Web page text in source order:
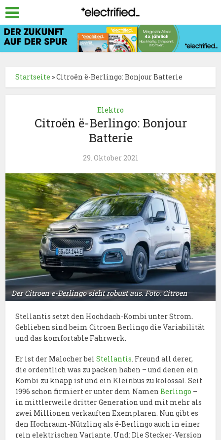
Startseite »Citroën ë-Berlingo: Bonjour Batterie
Elektro
Citroën ë-Berlingo: Bonjour
Batterie
29. Oktober 2021
Der Citroen e-Berlingo sieht robust aus. Foto: Citroen
Stellantis setzt den Hochdach-Kombi unter Strom.
Geblieben sind beim Citroen Berlingo die Variabilität
und das komfortable Fahrwerk.
Er ist der Malocher beiStellantis. Freund all derer,
die ordentlich was zu packen haben – und denen ein
Kombi zu knapp ist und ein Kleinbus zu kolossal. Seit
1996 schon firmiert er unter dem NamenBerlingo –
in mittlerweile dritter Generation und mit mehr als
zwei Millionen verkauften Exemplaren. Nun gibt es
den Hochraum-Nützling als ë-Berlingo auch in einer
rein elektrischen Variante. Und: Die Stecker-Version